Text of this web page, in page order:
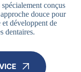
conçus
douce pour
et développent de
dentaires.